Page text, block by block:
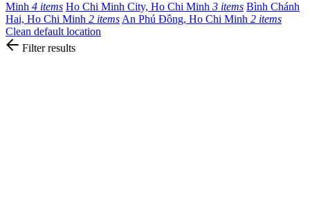
Minh 4 items Ho Chi Minh City, Ho Chi Minh 3 items Bình Chánh
Hai, Ho Chi Minh 2 items An Phú Đông, Ho Chi Minh 2 items
Clean default location
Filter results